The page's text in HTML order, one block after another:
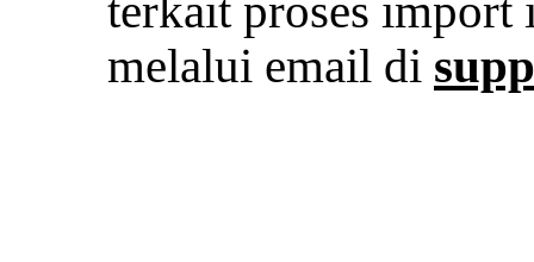
melalui email di